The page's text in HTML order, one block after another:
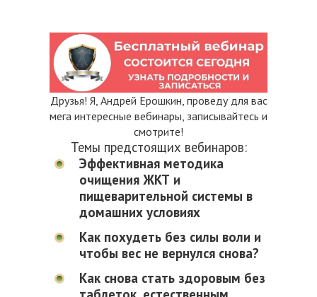
Друзья! Я, Андрей Ерошкин, проведу для вас
мега интересные вебинары, записывайтесь и
смотрите!
Темы предстоящих вебинаров:
Эффективная методика
очищения ЖКТ и
пищеварительной системы в
домашних условиях
Как похудеть без силы воли и
чтобы вес не вернулся снова?
Как снова стать здоровым без